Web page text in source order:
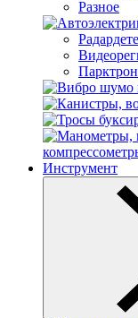
Разное
Инструмент